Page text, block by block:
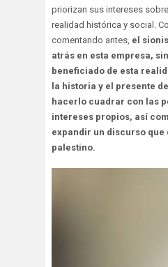
priorizan sus intereses
realidad histórica y social.
comentando antes, el
atrás en esta empresa,
beneficiado de esta
la historia y el presente
hacerlo cuadrar con las
intereses propios, así
expandir un discurso
palestino.